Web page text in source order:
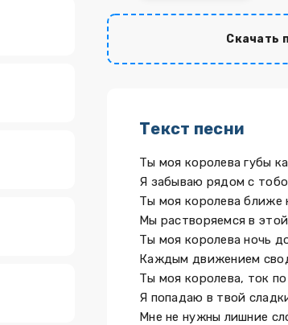
Скачать
Текст песни
Ты моя королева губы
Я забываю рядом с
Ты моя королева ближе
Мы растворяемся в
Ты моя королева ночь
Каждым движением
Ты моя королева, ток
Я попадаю в твой
Мне не нужны лишние